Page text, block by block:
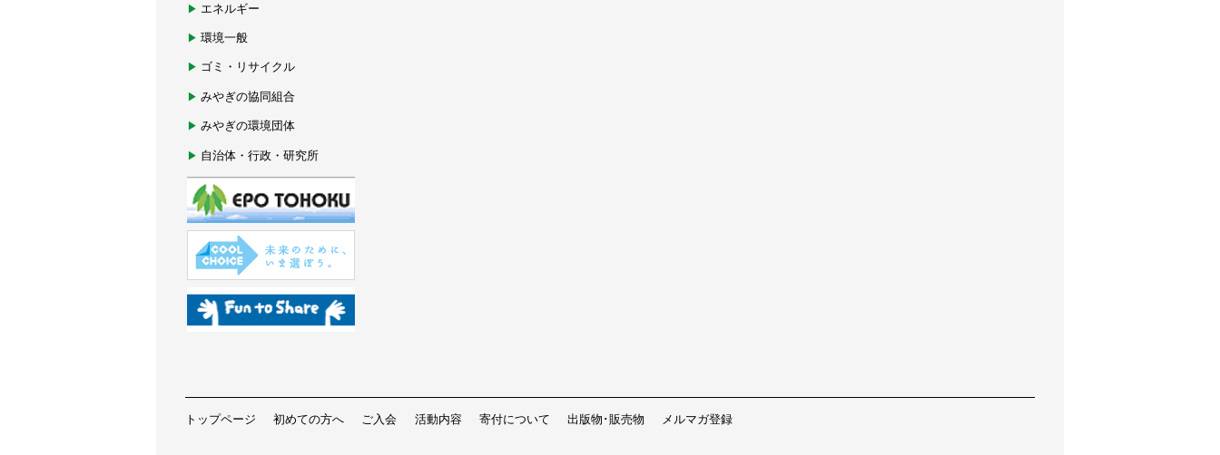
エネルギー
環境一般
ゴミ・リサイクル
みやぎの協同組合
みやぎの環境団体
自治体・行政・研究所
トップページ 初めての方へ ご入会 活動内容 寄付について 出版物･販売物 メルマガ登録